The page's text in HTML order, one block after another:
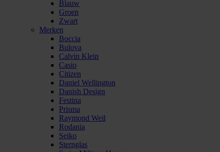
Blauw
Groen
Zwart
Merken
Boccia
Bulova
Calvin Klein
Casio
Citizen
Daniel Wellington
Danish Design
Festina
Prisma
Raymond Weil
Rodania
Seiko
Sternglas